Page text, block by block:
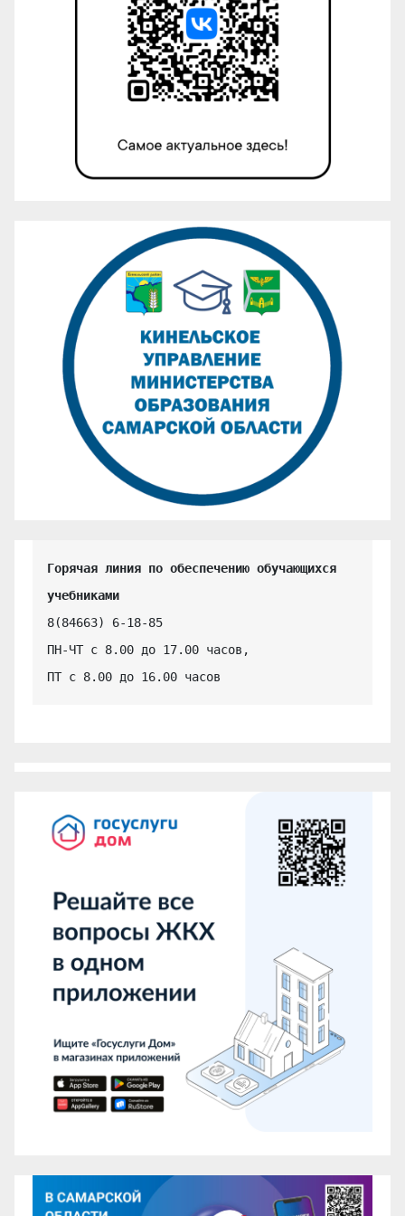
Горячая линия по обеспечению обучающихся
учебниками
8(84663) 6-18-85
ПН-ЧТ с 8.00 до 17.00 часов,
ПТ с 8.00 до 16.00 часов